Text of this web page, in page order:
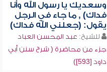
وسعديك يا رسول الله وأنا
فداك) , ما جاء في الرجل
يقول: (جعلني الله فداك)
للشيخ: عبد المحسن العباد
جزء من محاضرة ( شرح سنن أبي
داود [593])